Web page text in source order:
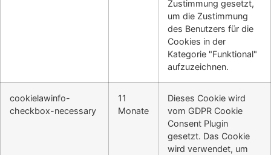
Zustimmung gesetzt,
um die Zustimmung
des Benutzers für die
Cookies in der
Kategorie "Funktional"
aufzuzeichnen.
cookielawinfo-
checkbox-necessary
11
Monate
Dieses Cookie wird
vom GDPR Cookie
Consent Plugin
gesetzt. Das Cookie
wird verwendet, um